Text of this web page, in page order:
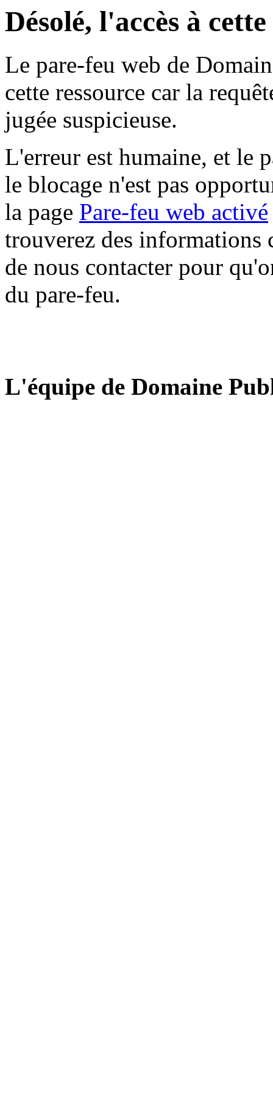
Désolé, l'accès à
Le pare-feu web de
cette ressource car la
jugée suspicieuse.
L'erreur est humaine, et le
le blocage n'est pas
la page Pare-feu web activé
trouverez des informations
de nous contacter pour
du pare-feu.
L'équipe de Domaine